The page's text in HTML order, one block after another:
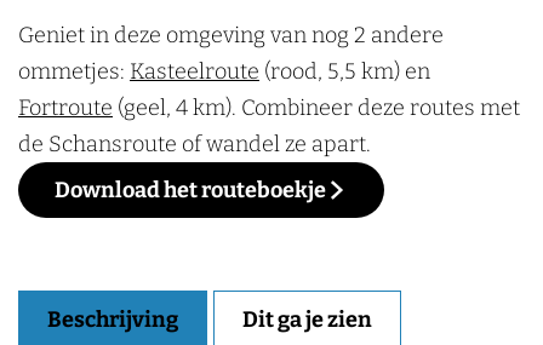
Geniet in deze omgeving van nog 2 andere
ommetjes: Kasteelroute (rood, 5,5 km) en
Fortroute (geel, 4 km). Combineer deze routes met
de Schansroute of wandel ze apart.
Download het routeboekje
Beschrijving Dit ga je zien